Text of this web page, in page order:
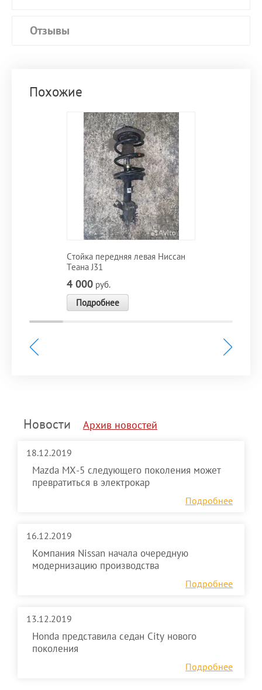
Отзывы
Похожие
Стойка передняя левая Ниссан
Теана J31
4 000 руб.
Подробнее
Новости Архив новостей
18.12.2019
Mazda MX-5 следующего поколения может
превратиться в электрокар
Подробнее
16.12.2019
Компания Nissan начала очередную
модернизацию производства
Подробнее
13.12.2019
Honda представила седан City нового
поколения
Подробнее